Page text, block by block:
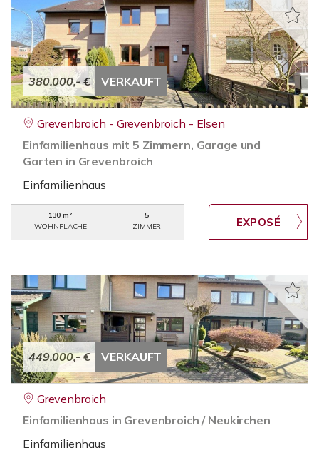
380.000,- € VERKAUFT
Grevenbroich - Grevenbroich - Elsen
Einfamilienhaus mit 5 Zimmern, Garage und
Garten in Grevenbroich
Einfamilienhaus
130 m²
WOHNFLÄCHE
5
ZIMMER
449.000,- € VERKAUFT
Grevenbroich
Einfamilienhaus in Grevenbroich / Neukirchen
Einfamilienhaus